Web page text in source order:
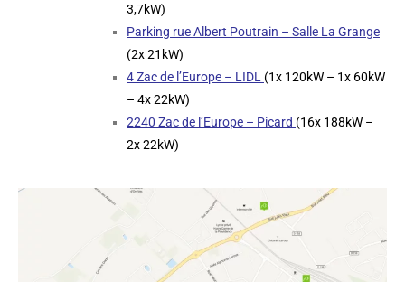
3,7kW)
Parking rue Albert Poutrain – Salle La Grange
(2x 21kW)
4 Zac de l’Europe – LIDL (1x 120kW – 1x 60kW
– 4x 22kW)
2240 Zac de l’Europe – Picard (16x 188kW –
2x 22kW)